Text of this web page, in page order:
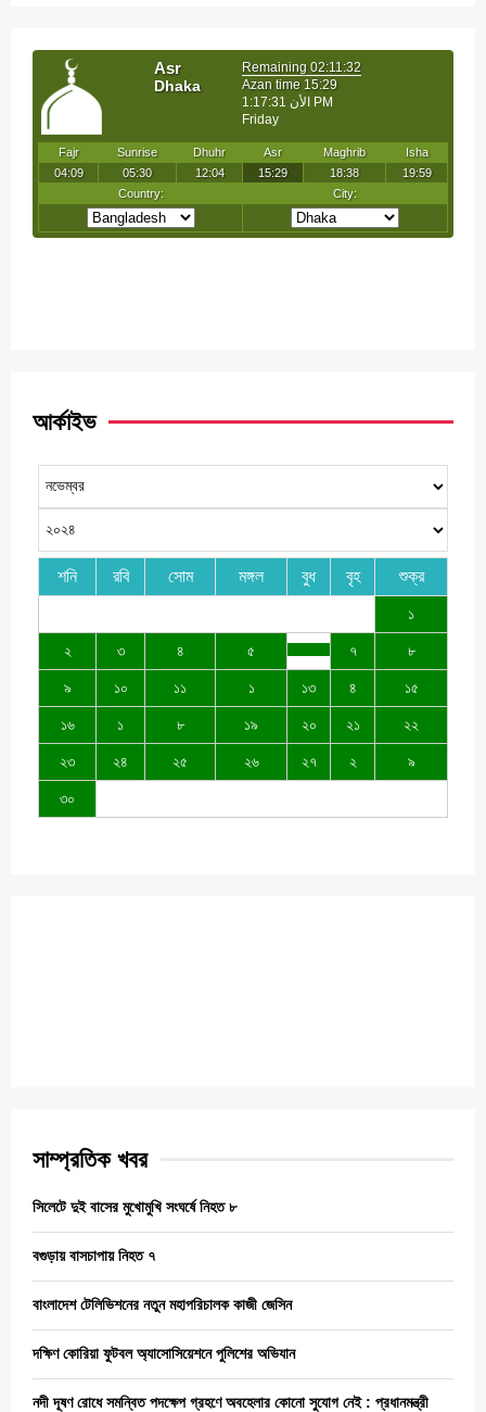
আর্কাইভ
শনি রবি সোম মঙ্গল বুধ বৃহ শুক্র
১
২ ৩ ৪ ৫ ৭ ৮
৯ ১০ ১১ ১ ১৩ ৪ ১৫
১৬ ১ ৮ ১৯ ২০ ২১ ২২
২৩ ২৪ ২৫ ২৬ ২৭ ২ ৯
৩০
সাম্প্রতিক খবর
সিলেটে দুই বাসের মুখোমুখি সংঘর্ষে নিহত ৮
বগুড়ায় বাসচাপায় নিহত ৭
বাংলাদেশ টেলিভিশনের নতুন মহাপরিচালক কাজী জেসিন
দক্ষিণ কোরিয়া ফুটবল অ্যাসোসিয়েশনে পুলিশের অভিযান
নদী দূষণ রোধে সমন্বিত পদক্ষেপ গ্রহণে অবহেলার কোনো সুযোগ নেই : প্রধানমন্ত্রী